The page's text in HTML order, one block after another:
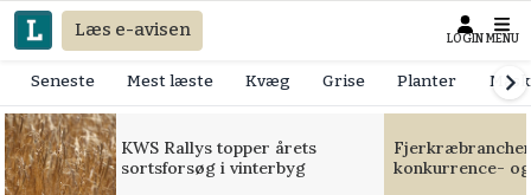
Læs e-avisen LOGIN MENU
Seneste Mest læste Kvæg Grise Planter
KWS Rallys topper årets
sortsforsøg i vinterbyg
konkurrence-